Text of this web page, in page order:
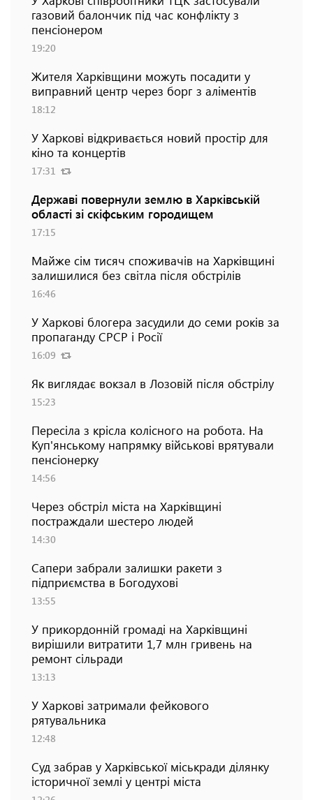
газовий балончик під час конфлікту з
пенсіонером
19:20
Жителя Харківщини можуть посадити у
виправний центр через борг з аліментів
18:12
У Харкові відкривається новий простір для
кіно та концертів
17:31
Державі повернули землю в Харківській
області зі скіфським городищем
17:15
Майже сім тисяч споживачів на Харківщині
залишилися без світла після обстрілів
16:46
У Харкові блогера засудили до семи років за
пропаганду СРСР і Росії
16:09
Як виглядає вокзал в Лозовій після обстрілу
15:23
Пересіла з крісла колісного на робота. На
Куп'янському напрямку військові врятували
пенсіонерку
14:56
Через обстріл міста на Харківщині
постраждали шестеро людей
14:30
Сапери забрали залишки ракети з
підприємства в Богодухові
13:55
У прикордонній громаді на Харківщині
вирішили витратити 1,7 млн гривень на
ремонт сільради
13:13
У Харкові затримали фейкового
рятувальника
12:48
Суд забрав у Харківської міськради ділянку
історичної землі у центрі міста